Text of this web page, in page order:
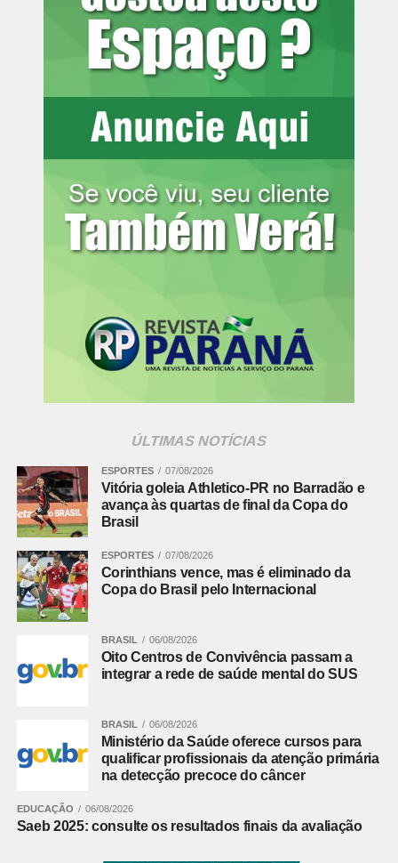
toneladas de drogas e 86 armas
A decisão judicial ressaltou que a controvérsia
transcende o interesse local ao envolver garantias
fundamentais da era digital e diretrizes nacionais de
educação, determinando a oitiva prévia da ANPD, do
Ministério da Educação e do Fundo Nacional de
Desenvolvimento da Educação antes da apreciação das
medidas liminares.
A ação do MPPR embasa projeto de lei apresentado no
Congresso Nacional e é mencionada por vários veículos
Matéria anterior:
ajuíza ação civil por violação à Lei Geral de Proteção de
Informações para a imprensa:
Assessoria de Comunicação
[email protected]
Fonte:Ministério Público PR
Comentários Facebook
ÚLTIMAS NOTÍCIAS
ESPORTES 07/08/2026
Vitória goleia Athletico-PR no Barradão e
avança às quartas de final da Copa do
Brasil
ESPORTES 07/08/2026
Corinthians vence, mas é eliminado da
Copa do Brasil pelo Internacional
BRASIL 06/08/2026
Oito Centros de Convivência passam a
integrar a rede de saúde mental do SUS
BRASIL 06/08/2026
Ministério da Saúde oferece cursos para
qualificar profissionais da atenção primária
na detecção precoce do câncer
EDUCAÇÃO 06/08/2026
Saeb 2025: consulte os resultados finais da avaliação